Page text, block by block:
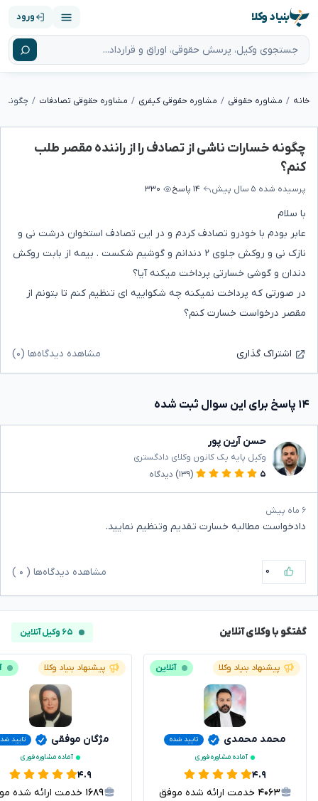
بنیاد وکلا ورود
خانه مشاوره حقوقی مشاوره حقوقی کیفری مشاوره حقوقی تصادفات
چگونه خسارات ناشی از تصادف را از راننده مقصر طلب
کنم؟
پرسیده شده ۵ سال پیش ۱۴ پاسخ ۳۳۰
با سلام
عابر بودم با خودرو تصادف کردم و در این تصادف استخوان درشت نی و
نازک نی و روکش جلوی ۲ دندانم و گوشیم شکست . بیمه از بابت روکش
دندان و گوشی خسارتی پرداخت میکنه آیا؟
در صورتی که پرداخت نمیکنه چه شکواییه ای تنظیم کنم تا بتونم از
مقصر درخواست خسارت کنم؟
اشتراک گذاری مشاهده دیدگاه‌ها (۰)
۱۴ پاسخ برای این سوال ثبت شده
حسن آرین پور
وکیل پایه یک کانون وکلای دادگستری
۵
(۱۳۹) دیدگاه
۶ ماه پیش
دادخواست مطالبه خسارت تقدیم وتنظیم نمایید.
۰ مشاهده دیدگاه‌ها ( ۰
گفتگو با وکلای آنلاین ۶۵ وکیل آنلاین
پیشنهاد بنیاد وکلا آنلاین
محمد محمدی
تایید شده
آماده مشاوره فوری
۴.۹
۴۰۶۳ خدمت ارائه شده موفق
پیشنهاد بنیاد وکلا
مژگان موفقی
تایید
آماده مشاوره فوری
۴.۹
۱۶۸۹ خدمت ارائه شده موفق